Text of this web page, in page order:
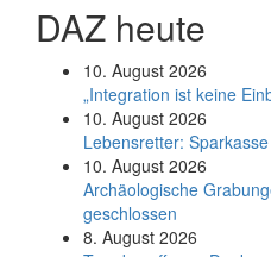
DAZ heute
10. August 2026
„Integration ist keine
10. August 2026
Le­bens­ret­ter:
10. August 2026
Ar­chäo­lo­gi­sche
ge­schlos­sen
8. August 2026